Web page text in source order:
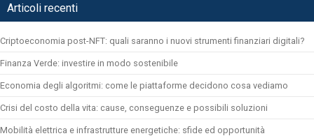
Articoli recenti
Criptoeconomia post-NFT: quali saranno i nuovi strumenti finanziari digitali?
Finanza Verde: investire in modo sostenibile
Economia degli algoritmi: come le piattaforme decidono cosa vediamo
Crisi del costo della vita: cause, conseguenze e possibili soluzioni
Mobilità elettrica e infrastrutture energetiche: sfide ed opportunità